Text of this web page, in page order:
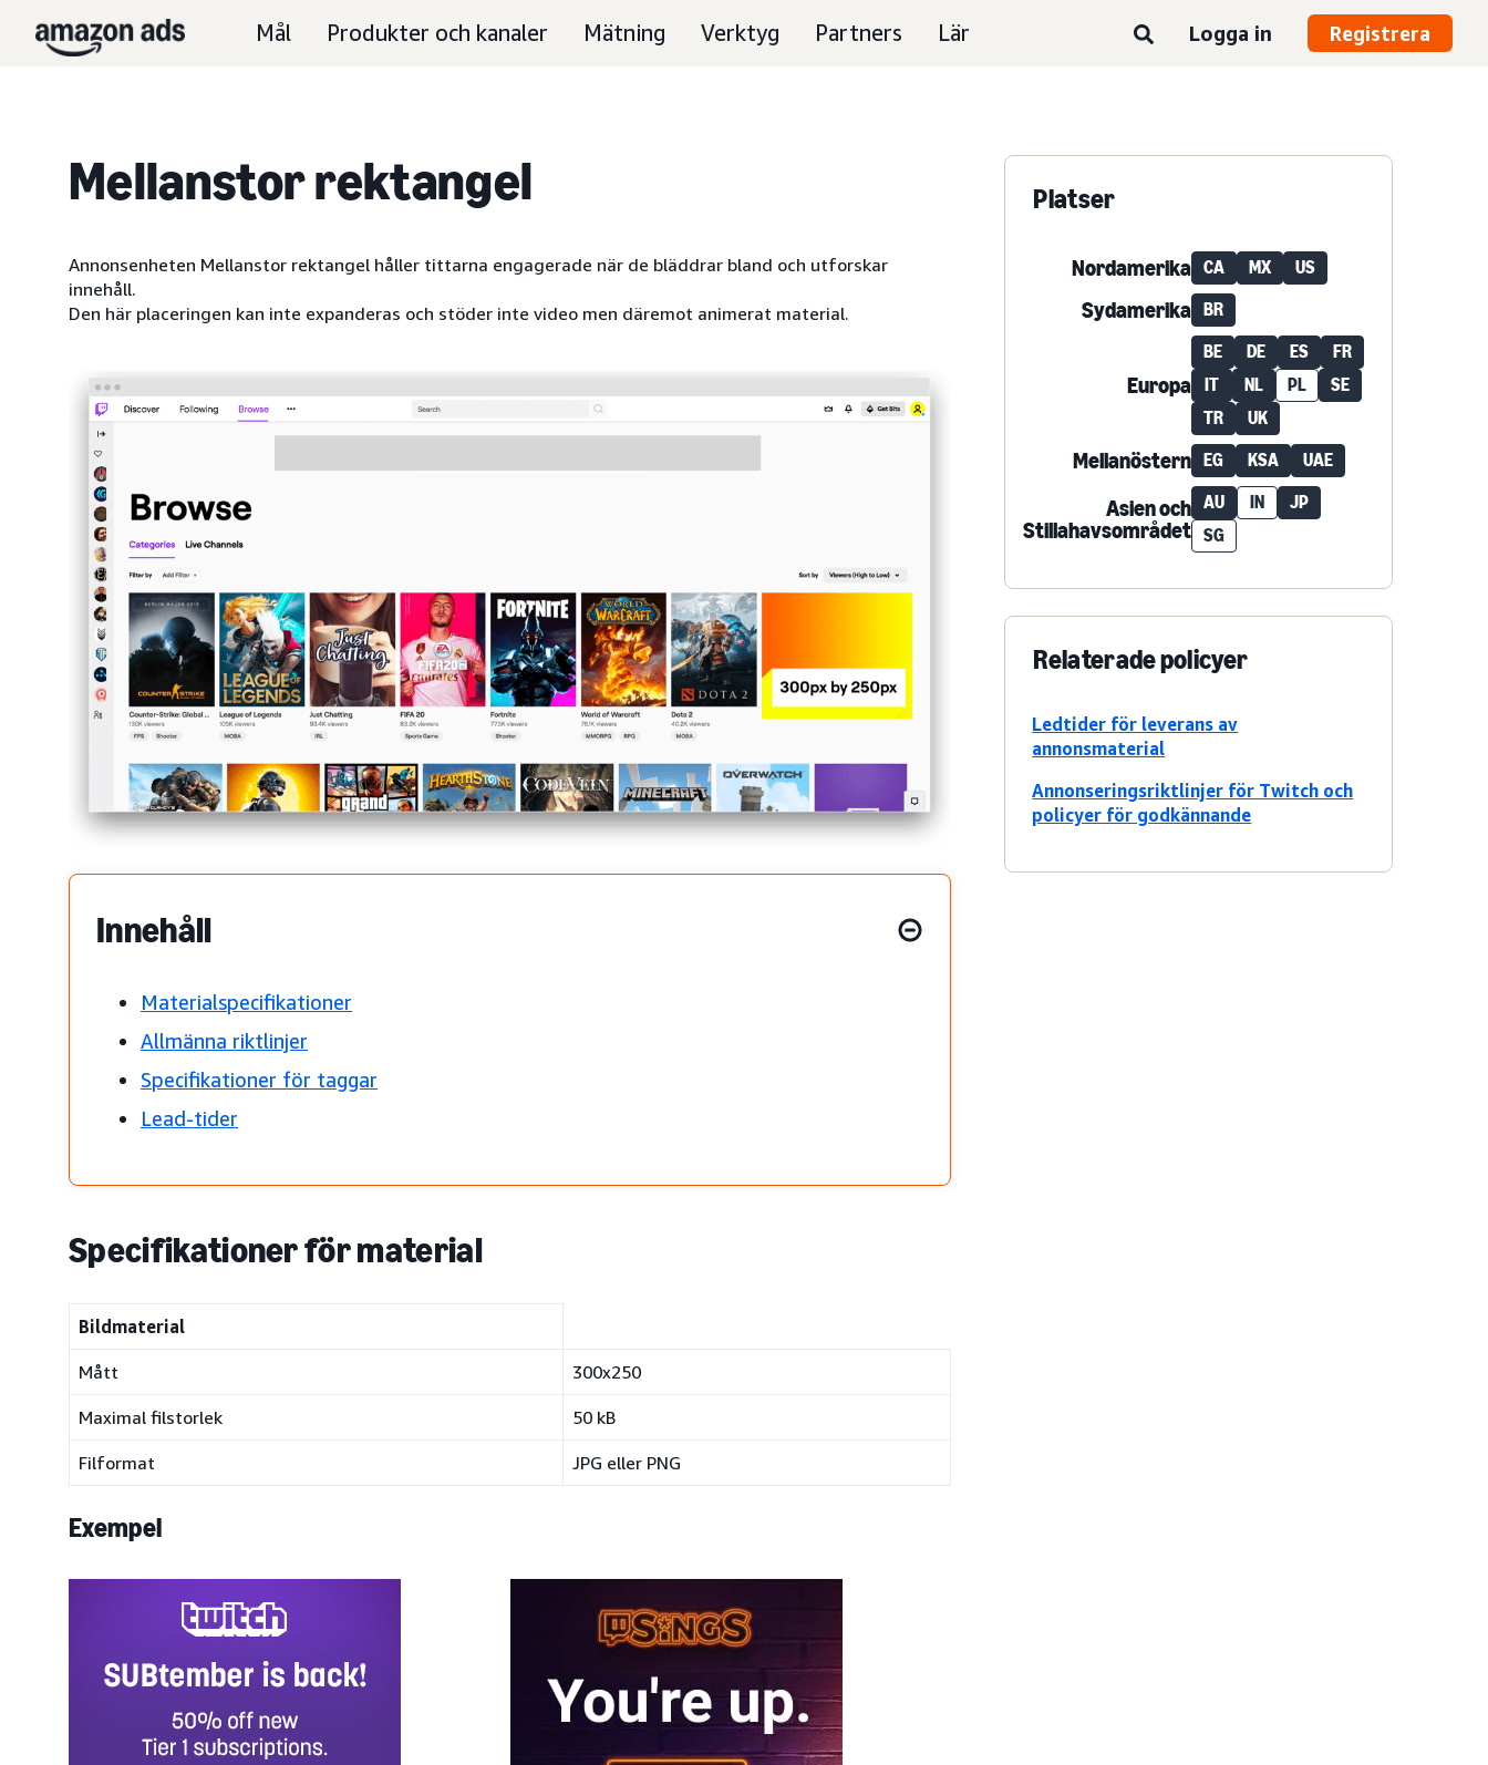
Mål Produkter och kanaler Mätning Verktyg Partners Lär Logga in Registrera
Mellanstor rektangel
Annonsenheten Mellanstor rektangel håller tittarna engagerade när de bläddrar bland och utforskar
innehåll.
Den här placeringen kan inte expanderas och stöder inte video men däremot animerat material.
Innehåll
Materialspecifikationer
Allmänna riktlinjer
Specifikationer för taggar
Lead-tider
Specifikationer för material
Bildmaterial
Mått 300x250
Maximal filstorlek 50 kB
Filformat JPG eller PNG
Exempel
Platser
Nordamerika CA MX US
Sydamerika BR
Europa
BE DE ES
FR
IT
NL PL
SE
TR
UK
Mellanöstern EG KSA UAE
Asien och
Stillahavsområdet
AU IN
JP
SG
Relaterade policyer
Ledtider för leverans av
annonsmaterial
Annonseringsriktlinjer för Twitch och
policyer för godkännande